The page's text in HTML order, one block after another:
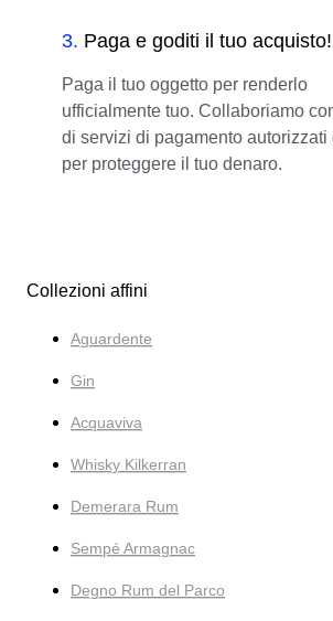
3. Paga e goditi il tuo acquisto!
Paga il tuo oggetto per renderlo
ufficialmente tuo. Collaboriamo
di servizi di pagamento autorizzati
per proteggere il tuo denaro.
Collezioni affini
Aguardente
Gin
Acquaviva
Whisky Kilkerran
Demerara Rum
Sempé Armagnac
Degno Rum del Parco